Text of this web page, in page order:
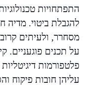
התפתחויות
להגבלת ביטוי.
מסחרר, ולעיתים
על תכנים פוגעניים.
פלטפורמות
עליהן חובות פיקוח